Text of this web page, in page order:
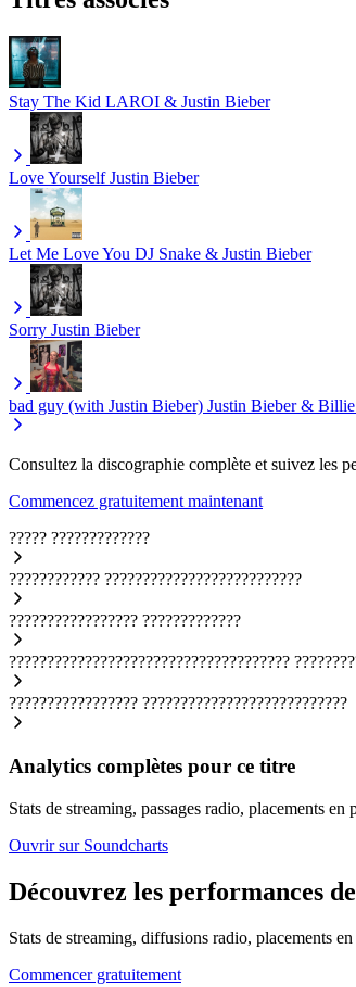
Stay The Kid LAROI & Justin Bieber
Love Yourself Justin Bieber
Let Me Love You DJ Snake & Justin Bieber
Sorry Justin Bieber
bad guy (with Justin Bieber) Justin Bieber &
Consultez la discographie complète et suivez les
Commencez gratuitement maintenant
????? ?????????????
???????????? ??????????????????????????
????????????????? ?????????????
?????????????????????????????????????
????????????????? ???????????????????????????
Analytics complètes pour ce titre
Stats de streaming, passages radio, placements
Ouvrir sur Soundcharts
Découvrez les performances
Stats de streaming, diffusions radio, placements
Commencer gratuitement